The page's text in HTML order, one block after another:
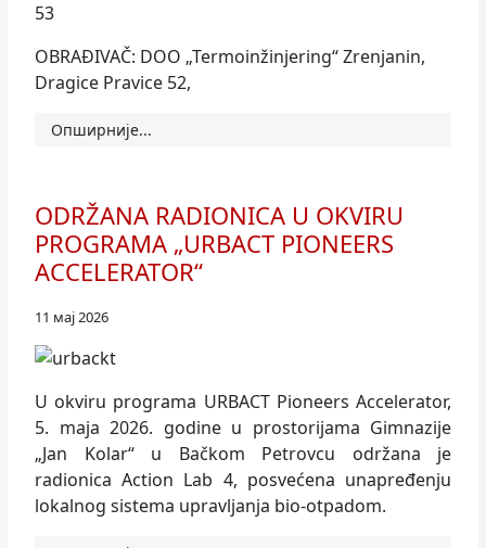
53
OBRAĐIVAČ: DOO „Termoinžinjering“ Zrenjanin,
Dragice Pravice 52,
Опширније...
ODRŽANA RADIONICA U OKVIRU
PROGRAMA „URBACT PIONEERS
ACCELERATOR“
11 мај 2026
U okviru programa URBACT Pioneers Accelerator,
5. maja 2026. godine u prostorijama Gimnazije
„Jan Kolar“ u Bačkom Petrovcu održana je
radionica Action Lab 4, posvećena unapređenju
lokalnog sistema upravljanja bio-otpadom.